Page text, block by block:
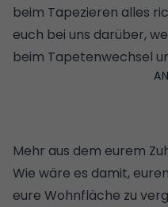
beim Tapezieren alles
euch bei uns darüber,
beim Tapetenwechsel
Mehr aus dem eurem
Wie wäre es damit,
eure Wohnfläche zu